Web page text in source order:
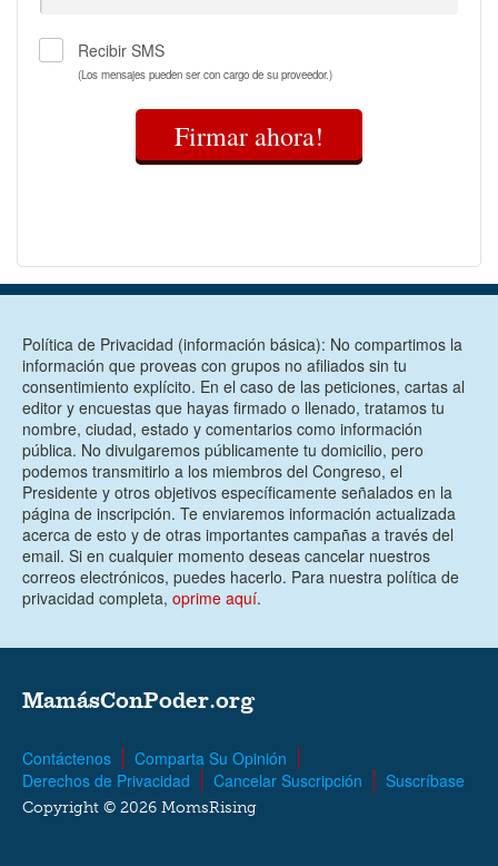
Recibir SMS
(Los mensajes pueden ser con cargo de su proveedor.)
Firmar ahora!
Política de Privacidad (información básica): No compartimos la
información que proveas con grupos no afiliados sin tu
consentimiento explícito. En el caso de las peticiones, cartas al
editor y encuestas que hayas firmado o llenado, tratamos tu
nombre, ciudad, estado y comentarios como información
pública. No divulgaremos públicamente tu domicilio, pero
podemos transmitirlo a los miembros del Congreso, el
Presidente y otros objetivos específicamente señalados en la
página de inscripción. Te enviaremos información actualizada
acerca de esto y de otras importantes campañas a través del
email. Si en cualquier momento deseas cancelar nuestros
correos electrónicos, puedes hacerlo. Para nuestra política de
privacidad completa, oprime aquí.
MamásConPoder.org
Contáctenos
Comparta Su Opinión
Derechos de Privacidad
Cancelar Suscripción Suscríbase
Copyright © 2026 MomsRising